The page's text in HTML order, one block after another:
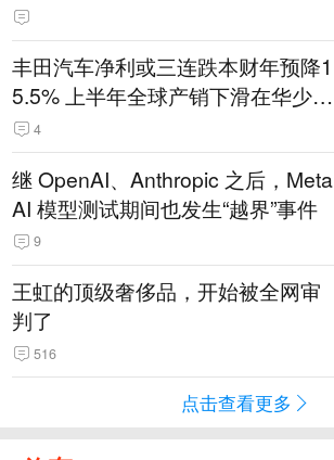
丰田汽车净利或三连跌本财年预降1
5.5% 上半年全球产销下滑在华少卖
14.3万辆
4
继 OpenAI、Anthropic 之后，Meta
AI 模型测试期间也发生“越界”事件
9
王虹的顶级奢侈品，开始被全网审
判了
516
点击查看更多